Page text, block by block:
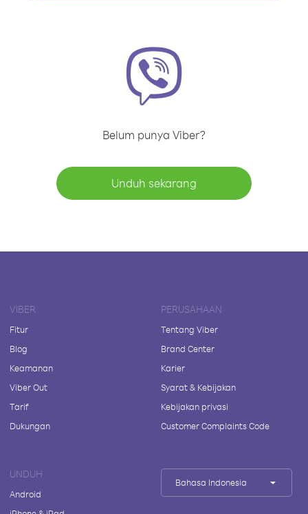
Belum punya Viber?
Unduh sekarang
VIBER
Fitur
Blog
Keamanan
Viber Out
Tarif
Dukungan
PERUSAHAAN
Tentang Viber
Brand Center
Karier
Syarat & Kebijakan
Kebijakan privasi
Customer Complaints Code
UNDUH
Android
Bahasa Indonesia